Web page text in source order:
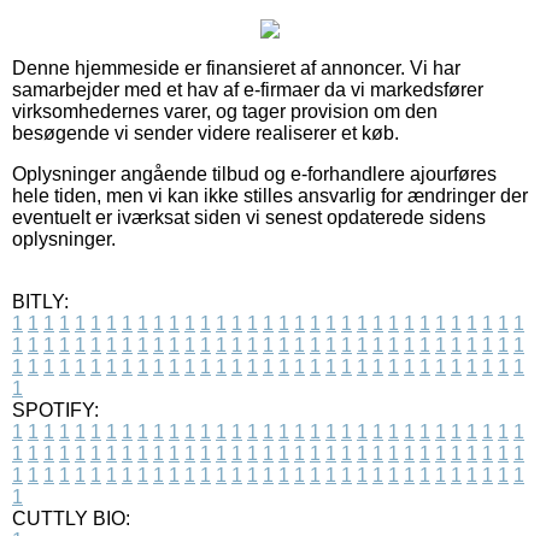
Denne hjemmeside er finansieret af annoncer. Vi har
samarbejder med et hav af e-firmaer da vi markedsfører
virksomhedernes varer, og tager provision om den
besøgende vi sender videre realiserer et køb.
Oplysninger angående tilbud og e-forhandlere ajourføres
hele tiden, men vi kan ikke stilles ansvarlig for ændringer der
eventuelt er iværksat siden vi senest opdaterede sidens
oplysninger.
BITLY:
1 1 1 1 1 1 1 1 1 1 1 1 1 1 1 1 1 1 1 1 1 1 1 1 1 1 1 1 1 1 1 1 1
1 1 1 1 1 1 1 1 1 1 1 1 1 1 1 1 1 1 1 1 1 1 1 1 1 1 1 1 1 1 1 1 1
1 1 1 1 1 1 1 1 1 1 1 1 1 1 1 1 1 1 1 1 1 1 1 1 1 1 1 1 1 1 1 1 1
1
SPOTIFY:
1 1 1 1 1 1 1 1 1 1 1 1 1 1 1 1 1 1 1 1 1 1 1 1 1 1 1 1 1 1 1 1 1
1 1 1 1 1 1 1 1 1 1 1 1 1 1 1 1 1 1 1 1 1 1 1 1 1 1 1 1 1 1 1 1 1
1 1 1 1 1 1 1 1 1 1 1 1 1 1 1 1 1 1 1 1 1 1 1 1 1 1 1 1 1 1 1 1 1
1
CUTTLY BIO: